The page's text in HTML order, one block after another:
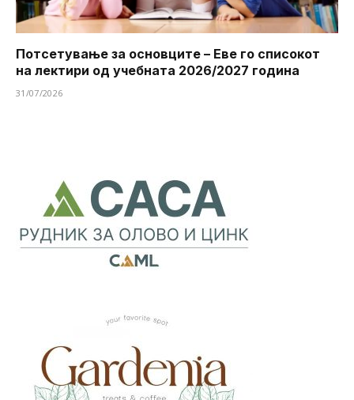
Потсетување за основците – Еве го списокот
на лектири од учебната 2026/2027 година
31/07/2026